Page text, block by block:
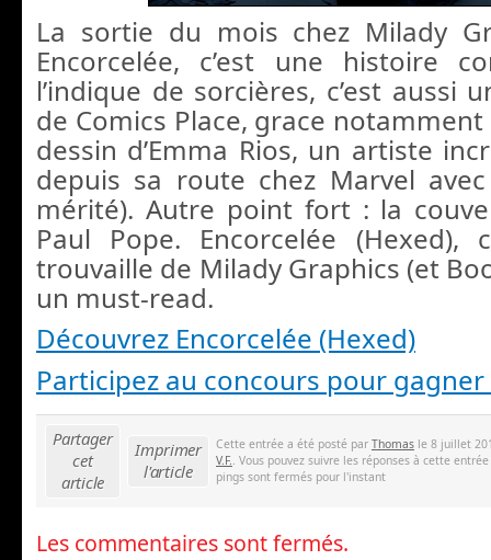
La sortie du mois chez Milady
Encorcelée, c’est une histoire
l’indique de sorcières, c’est aussi
de Comics Place, grace
dessin d’Emma Rios, un artiste
depuis sa route chez Marvel avec
mérité). Autre point fort : la
Paul Pope. Encorcelée (Hexed),
trouvaille de Milady Graphics (et
un must-read.
Découvrez Encorcelée (Hexed)
Participez au concours pour
Partager
cet
article
Imprimer
l'article
Cette entrée a été posté par Thomas le 8 juillet
V.F. . Vous pouvez suivre les réponses à cette
pings sont fermés pour l'instant
Les commentaires sont fermés.